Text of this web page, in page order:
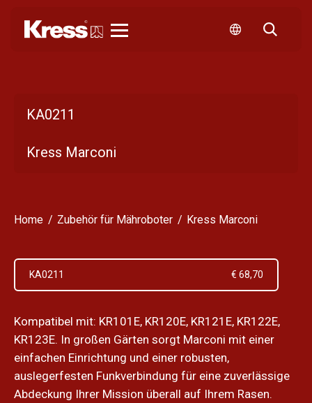
KA0211
Kress Marconi
Home Zubehör für Mähroboter Kress Marconi
KA0211 € 68,70
Kompatibel mit: KR101E, KR120E, KR121E, KR122E,
KR123E. In großen Gärten sorgt Marconi mit einer
einfachen Einrichtung und einer robusten,
auslegerfesten Funkverbindung für eine zuverlässige
Abdeckung Ihrer Mission überall auf Ihrem Rasen.